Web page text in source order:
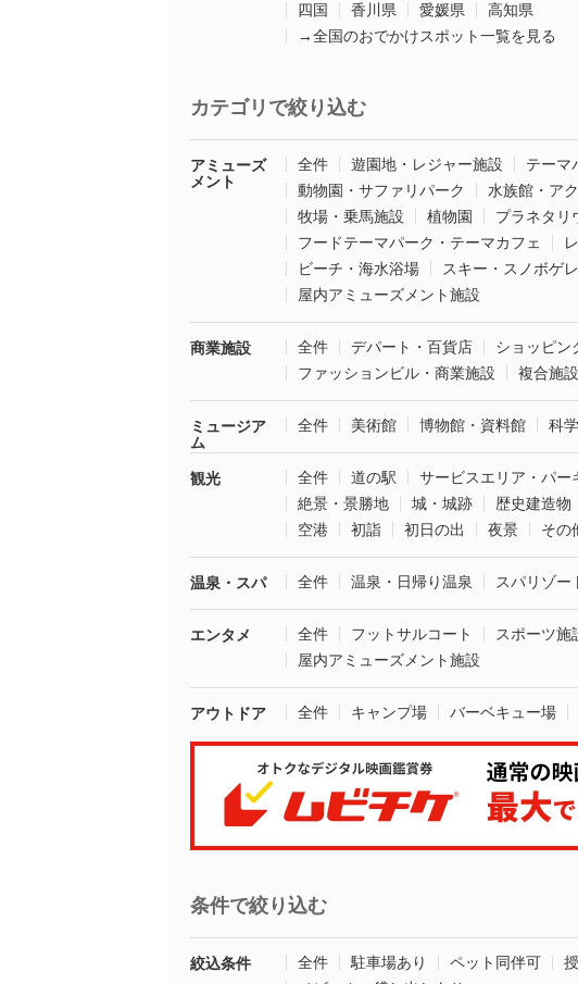
四国
香川県 愛媛県
高知県
→全国のおでかけスポット一覧を見る
カテゴリで絞り込む
アミューズ
メント
全件 遊園地・レジャー施設
テーマ
動物園・サファリパーク
水族館・ア
牧場・乗馬施設
植物園 プラネタリ
フードテーマパーク・テーマカフェ
ビーチ・海水浴場
スキー・スノボゲ
屋内アミューズメント施設
商業施設 全件 デパート・百貨店 ショッピン
ファッションビル・商業施設
複合施設
ミュージア
ム
全件 美術館 博物館・資料館 科
観光 全件 道の駅 サービスエリア・パー
絶景・景勝地
城・城跡 歴史建造物
空港
初詣 初日の出 夜景 その
温泉・スパ 全件 温泉・日帰り温泉 スパリゾー
エンタメ 全件 フットサルコート スポーツ施
屋内アミューズメント施設
アウトドア 全件 キャンプ場 バーベキュー場
条件で絞り込む
絞込条件 全件 駐車場あり ペット同伴可